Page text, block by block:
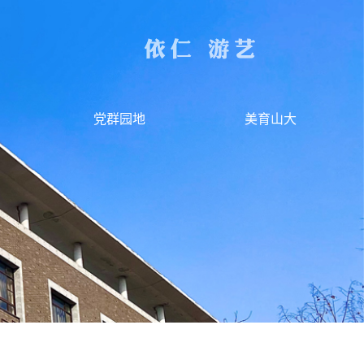
党群园地 美育山大